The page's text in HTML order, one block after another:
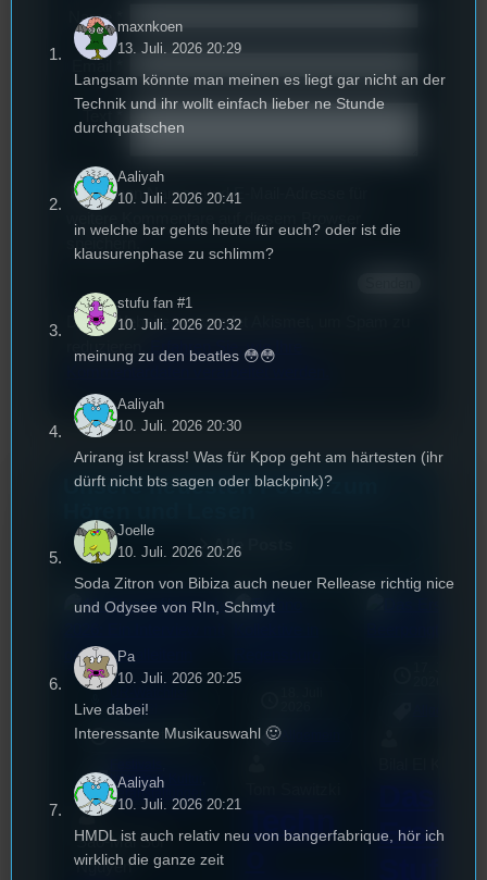
Name
Deinen Namen und E-Mail-Adresse für
Diese Website verwendet Akismet, um Spam zu
reduzieren.
Erfahren Sie, wie Ihre
Unsere neuesten Posts zum
Alle Posts
[S1/E53]
3. August 2026
Interview,
Veranstaltungen
Sao-Mai Sol
Nguyen
Allgemein
Techn
Erste
maxnkoen
13. Juli. 2026 20:29
Langsam könnte man meinen es liegt gar nicht an der
Technik und ihr wollt einfach lieber ne Stunde
durchquatschen
Aaliyah
10. Juli. 2026 20:41
in welche bar gehts heute für euch? oder ist die
klausurenphase zu schlimm?
stufu fan #1
10. Juli. 2026 20:32
meinung zu den beatles 😳😳
Aaliyah
10. Juli. 2026 20:30
Arirang ist krass! Was für Kpop geht am härtesten (ihr
dürft nicht bts sagen oder blackpink)?
Joelle
10. Juli. 2026 20:26
Soda Zitron von Bibiza auch neuer Rellease richtig nice
und Odysee von RIn, Schmyt
Pa
10. Juli. 2026 20:25
Live dabei!
Interessante Musikauswahl 🙂
Aaliyah
10. Juli. 2026 20:21
HMDL ist auch relativ neu von bangerfabrique, hör ich
wirklich die ganze zeit